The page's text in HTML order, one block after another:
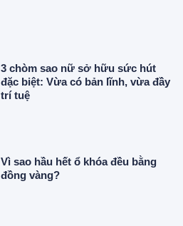
3 chòm sao nữ sở hữu sức hút
đặc biệt: Vừa có bản lĩnh, vừa đầy
trí tuệ
Vì sao hầu hết ổ khóa đều bằng
đồng vàng?